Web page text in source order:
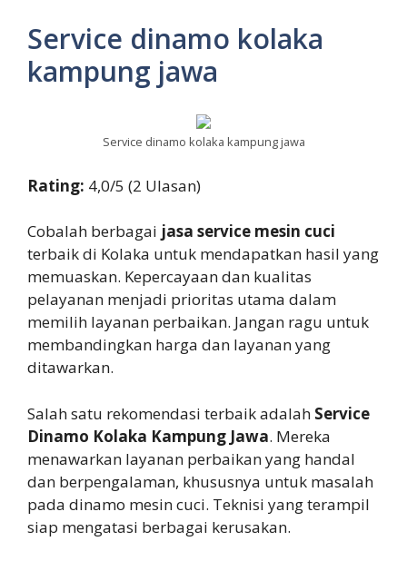
Service dinamo kolaka
kampung jawa
Service dinamo kolaka kampung jawa
Rating: 4,0/5 (2 Ulasan)
Cobalah berbagai jasa service mesin cuci
terbaik di Kolaka untuk mendapatkan hasil yang
memuaskan. Kepercayaan dan kualitas
pelayanan menjadi prioritas utama dalam
memilih layanan perbaikan. Jangan ragu untuk
membandingkan harga dan layanan yang
ditawarkan.
Salah satu rekomendasi terbaik adalah Service
Dinamo Kolaka Kampung Jawa. Mereka
menawarkan layanan perbaikan yang handal
dan berpengalaman, khususnya untuk masalah
pada dinamo mesin cuci. Teknisi yang terampil
siap mengatasi berbagai kerusakan.